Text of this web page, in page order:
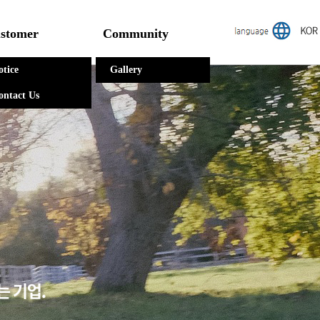
Us
Community
Gallery